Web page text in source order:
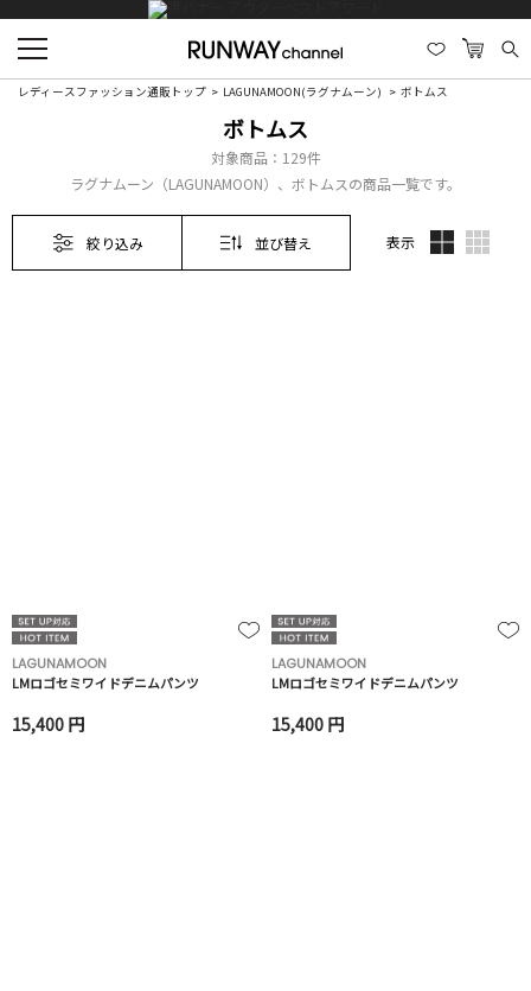
レディースファッション通販トップ LAGUNAMOON(ラグナムーン) ボトムス
ボトムス
対象商品： 129件
ラグナムーン（LAGUNAMOON）、ボトムスの商品一覧です。
絞り込み 並び替え 表示
LAGUNAMOON
LMロゴセミワイドデニムパンツ
15,400 円
LAGUNAMOON
LMロゴセミワイドデニムパンツ
15,400 円